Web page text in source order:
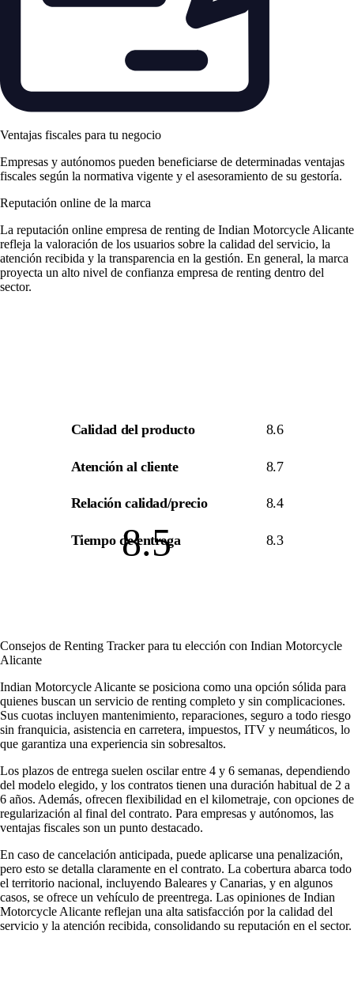
Ventajas fiscales para tu negocio
Empresas y autónomos pueden beneficiarse de determinadas ventajas
fiscales según la normativa vigente y el asesoramiento de su gestoría.
Reputación online de la marca
La reputación online empresa de renting de Indian Motorcycle Alicante
refleja la valoración de los usuarios sobre la calidad del servicio, la
atención recibida y la transparencia en la gestión. En general, la marca
proyecta un alto nivel de confianza empresa de renting dentro del
sector.
8.5
Calidad del producto 8.6
Atención al cliente 8.7
Relación calidad/precio 8.4
Tiempo de entrega 8.3
Consejos de Renting Tracker para tu elección con Indian Motorcycle
Alicante
Indian Motorcycle Alicante se posiciona como una opción sólida para
quienes buscan un servicio de renting completo y sin complicaciones.
Sus cuotas incluyen mantenimiento, reparaciones, seguro a todo riesgo
sin franquicia, asistencia en carretera, impuestos, ITV y neumáticos, lo
que garantiza una experiencia sin sobresaltos.
Los plazos de entrega suelen oscilar entre 4 y 6 semanas, dependiendo
del modelo elegido, y los contratos tienen una duración habitual de 2 a
6 años. Además, ofrecen flexibilidad en el kilometraje, con opciones de
regularización al final del contrato. Para empresas y autónomos, las
ventajas fiscales son un punto destacado.
En caso de cancelación anticipada, puede aplicarse una penalización,
pero esto se detalla claramente en el contrato. La cobertura abarca todo
el territorio nacional, incluyendo Baleares y Canarias, y en algunos
casos, se ofrece un vehículo de preentrega. Las opiniones de Indian
Motorcycle Alicante reflejan una alta satisfacción por la calidad del
servicio y la atención recibida, consolidando su reputación en el sector.